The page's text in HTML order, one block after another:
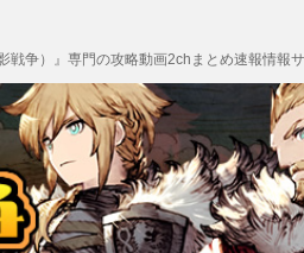
戦争）』専門の攻略動画2chまとめ速報情報